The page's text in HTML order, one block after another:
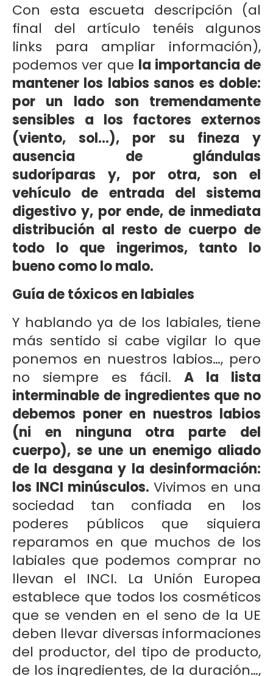
Con esta escueta descripción (al
final del artículo tenéis algunos
links para ampliar información),
podemos ver que la importancia de
mantener los labios sanos es doble:
por un lado son tremendamente
sensibles a los factores externos
(viento, sol…), por su fineza y
ausencia de glándulas
sudoríparas y, por otra, son el
vehículo de entrada del sistema
digestivo y, por ende, de inmediata
distribución al resto de cuerpo de
todo lo que ingerimos, tanto lo
bueno como lo malo.
Guía de tóxicos en labiales
Y hablando ya de los labiales, tiene
más sentido si cabe vigilar lo que
ponemos en nuestros labios…, pero
no siempre es fácil. A la lista
interminable de ingredientes que no
debemos poner en nuestros labios
(ni en ninguna otra parte del
cuerpo), se une un enemigo aliado
de la desgana y la desinformación:
los INCI minúsculos. Vivimos en una
sociedad tan confiada en los
poderes públicos que siquiera
reparamos en que muchos de los
labiales que podemos comprar no
llevan el INCI. La Unión Europea
establece que todos los cosméticos
que se venden en el seno de la UE
deben llevar diversas informaciones
del productor, del tipo de producto,
de los ingredientes, de la duración…,